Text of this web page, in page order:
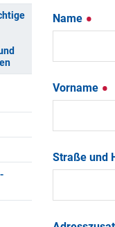
Name
Vorname
Straße und